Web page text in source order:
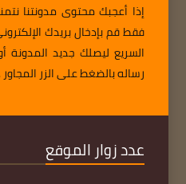
إذا أعجبك محتوى مدونتنا
فقط قم بإدخال بريدك
السريع ليصلك جديد المدونة
رساله بالضغط على الزر المجاور
عدد زوار الموقع